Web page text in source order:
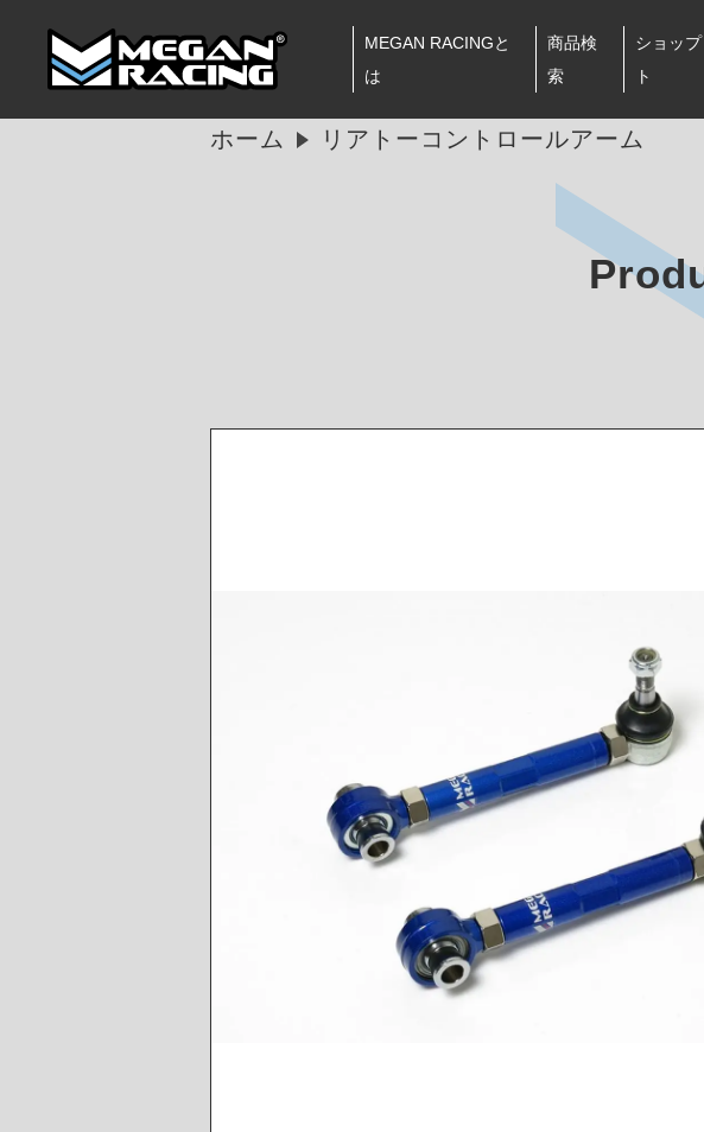
MEGAN RACINGと
は
商品検
索
ショップ
ト
ホーム リアトーコントロールアーム